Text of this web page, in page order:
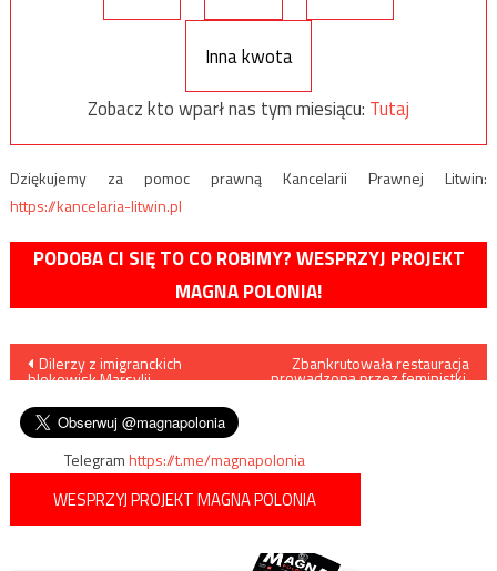
Inna kwota
Zobacz kto wparł nas tym miesiącu: Tutaj
Dziękujemy za pomoc prawną Kancelarii Prawnej Litwin:
https://kancelaria-litwin.pl
PODOBA CI SIĘ TO CO ROBIMY? WESPRZYJ PROJEKT
MAGNA POLONIA!
Nawigacja
wpisu
Dilerzy z imigranckich
blokowisk Marsylii
Zbankrutowała restauracja
prowadzona przez feministki,
Telegramhttps://t.me/magnapolonia
WESPRZYJ PROJEKT MAGNA POLONIA